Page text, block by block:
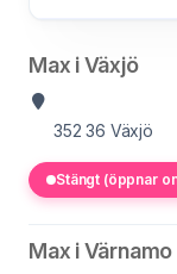
Max i Växjö
352 36 Växjö
Stängt (öppnar
Max i Värnamo